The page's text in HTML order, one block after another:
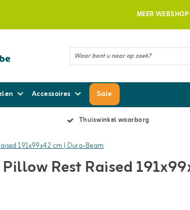
MEER
Accessoires Sale
Thuiswinkel waarborg
191x99x42 cm | Dura-Beam
Rest Raised